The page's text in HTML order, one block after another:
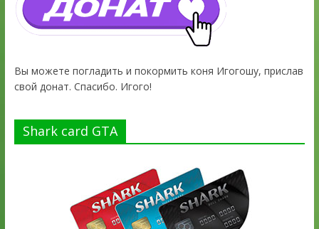
Вы можете погладить и покормить коня Игогошу, прислав
свой донат. Спасибо. Игого!
Shark card GTA